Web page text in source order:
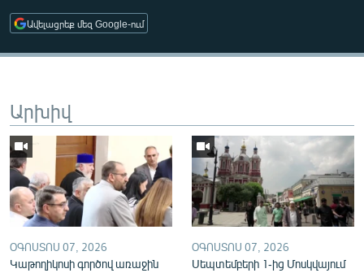
ՁԳՏԵԼՈՎ ԼԱՎԱԳՈՒՅՆԻՆ
English
Русский
ՀԵՏԵՎԵՔ ՄԵԶ
Ավելացրեք մեզ Google-ում
Արխիվ
ՕԳՈՍՏՈՍ 07, 2026
Կաթողիկոսի գործով առաջին
ՕԳՈՍՏՈՍ 07, 2026
Սեպտեմբերի 1-ից Մոսկվայում